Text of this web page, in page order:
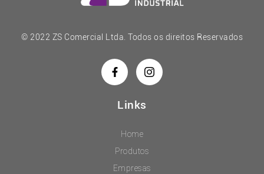
© 2022 ZS Comercial Ltda. Todos os direitos Reservados
Links
Home
Produtos
Empresas